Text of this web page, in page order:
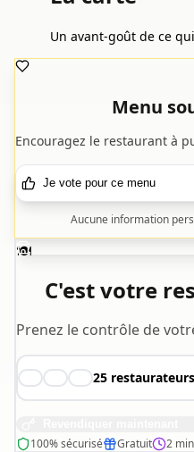
Un avant-goût de ce
Menu
Encouragez le restaurant à
Je vote pour ce menu
Aucune information
🍽️
C'est votre
Prenez le contrôle de
👨‍🍳 👩‍🍳 🧑‍🍳25
100% sécurisé Gratuit 2